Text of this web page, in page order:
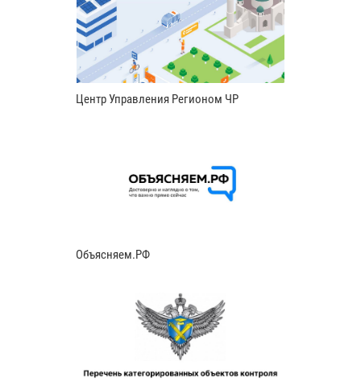
Центр Управления Регионом ЧР
Объясняем.РФ